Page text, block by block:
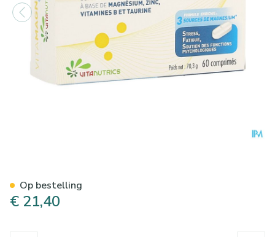
€ 21,40
Op bestelling